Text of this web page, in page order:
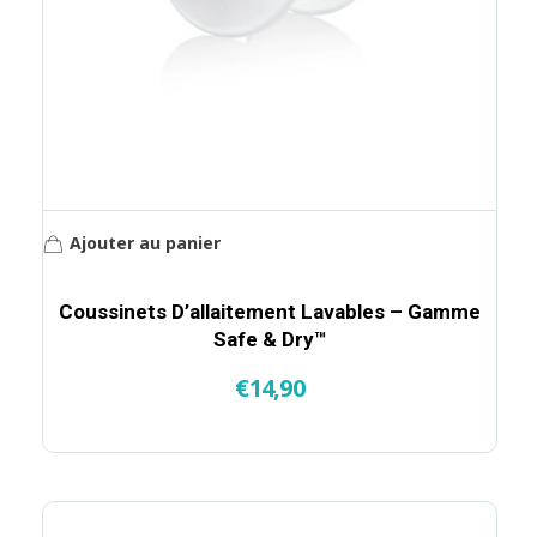
Coussinets D’allaitement Lavables – Gamme
Safe & Dry™
€14,90
Ajouter au panier